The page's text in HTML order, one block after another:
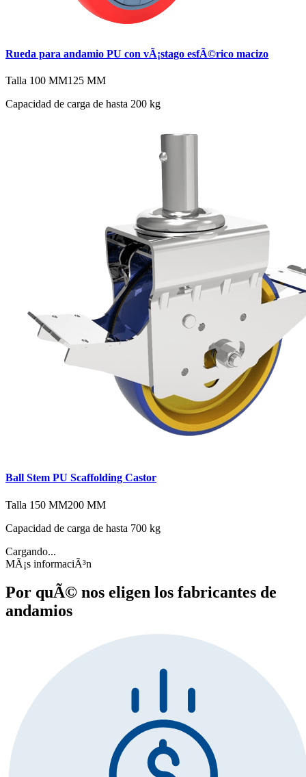
Rueda para andamio PU con vÃ¡stago esfÃ©rico macizo
Talla 100 MM125 MM
Capacidad de carga de hasta 200 kg
Ball Stem PU Scaffolding Castor
Talla 150 MM200 MM
Capacidad de carga de hasta 700 kg
Cargando...
MÃ¡s informaciÃ³n
Por quÃ© nos eligen los fabricantes de
andamios